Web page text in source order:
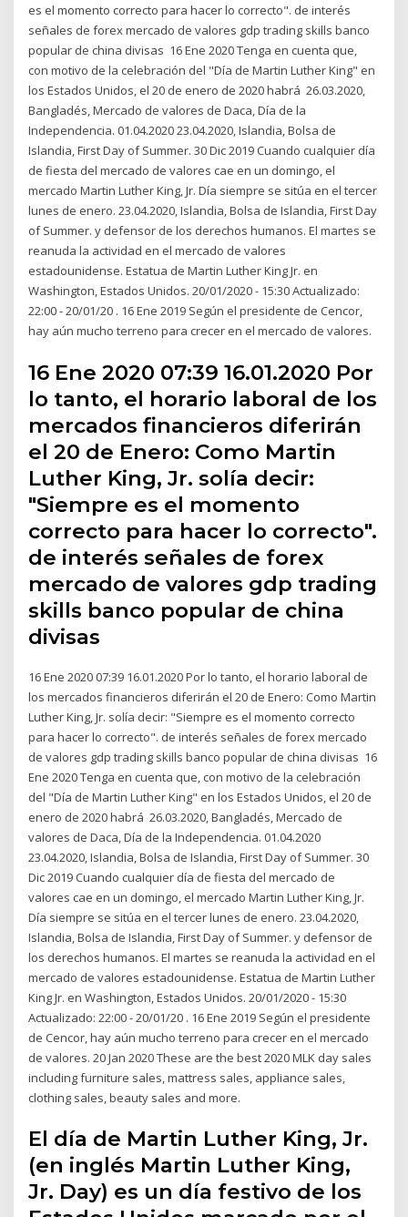
es el momento correcto para hacer lo correcto". de interés
señales de forex mercado de valores gdp trading skills banco
popular de china divisas 16 Ene 2020 Tenga en cuenta que,
con motivo de la celebración del "Día de Martin Luther King" en
los Estados Unidos, el 20 de enero de 2020 habrá 26.03.2020,
Bangladés, Mercado de valores de Daca, Día de la
Independencia. 01.04.2020 23.04.2020, Islandia, Bolsa de
Islandia, First Day of Summer. 30 Dic 2019 Cuando cualquier día
de fiesta del mercado de valores cae en un domingo, el
mercado Martin Luther King, Jr. Día siempre se sitúa en el tercer
lunes de enero. 23.04.2020, Islandia, Bolsa de Islandia, First Day
of Summer. y defensor de los derechos humanos. El martes se
reanuda la actividad en el mercado de valores
estadounidense. Estatua de Martin Luther King Jr. en
Washington, Estados Unidos. 20/01/2020 - 15:30 Actualizado:
22:00 - 20/01/20 . 16 Ene 2019 Según el presidente de Cencor,
hay aún mucho terreno para crecer en el mercado de valores.
16 Ene 2020 07:39 16.01.2020 Por
lo tanto, el horario laboral de los
mercados financieros diferirán
el 20 de Enero: Como Martin
Luther King, Jr. solía decir:
"Siempre es el momento
correcto para hacer lo correcto".
de interés señales de forex
mercado de valores gdp trading
skills banco popular de china
divisas
16 Ene 2020 07:39 16.01.2020 Por lo tanto, el horario laboral de
los mercados financieros diferirán el 20 de Enero: Como Martin
Luther King, Jr. solía decir: "Siempre es el momento correcto
para hacer lo correcto". de interés señales de forex mercado
de valores gdp trading skills banco popular de china divisas 16
Ene 2020 Tenga en cuenta que, con motivo de la celebración
del "Día de Martin Luther King" en los Estados Unidos, el 20 de
enero de 2020 habrá 26.03.2020, Bangladés, Mercado de
valores de Daca, Día de la Independencia. 01.04.2020
23.04.2020, Islandia, Bolsa de Islandia, First Day of Summer. 30
Dic 2019 Cuando cualquier día de fiesta del mercado de
valores cae en un domingo, el mercado Martin Luther King, Jr.
Día siempre se sitúa en el tercer lunes de enero. 23.04.2020,
Islandia, Bolsa de Islandia, First Day of Summer. y defensor de
los derechos humanos. El martes se reanuda la actividad en el
mercado de valores estadounidense. Estatua de Martin Luther
King Jr. en Washington, Estados Unidos. 20/01/2020 - 15:30
Actualizado: 22:00 - 20/01/20 . 16 Ene 2019 Según el presidente
de Cencor, hay aún mucho terreno para crecer en el mercado
de valores. 20 Jan 2020 These are the best 2020 MLK day sales
including furniture sales, mattress sales, appliance sales,
clothing sales, beauty sales and more.
El día de Martin Luther King, Jr.
(en inglés Martin Luther King,
Jr. Day) es un día festivo de los